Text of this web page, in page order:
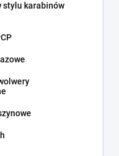
stylu karabinów